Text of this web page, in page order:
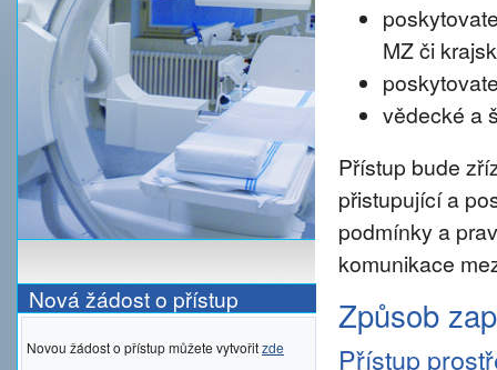
Nová žádost o přístup
Novou žádost o přístup můžete vytvořitzde
MZ či
vědecké a
Přístup bude
přistupující a
podmínky a
komunikace
Způsob
Přístup